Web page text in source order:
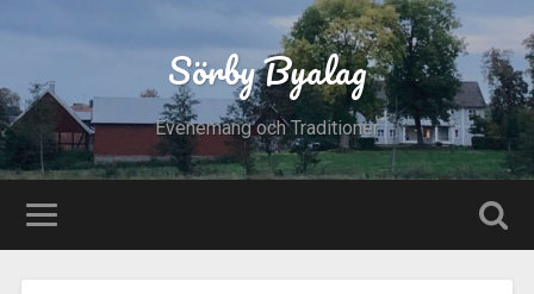
Sörby Byalag
Evenemang och Traditioner